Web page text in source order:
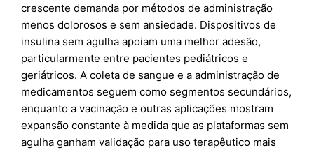
crescente demanda por métodos de administração
menos dolorosos e sem ansiedade. Dispositivos de
insulina sem agulha apoiam uma melhor adesão,
particularmente entre pacientes pediátricos e
geriátricos. A coleta de sangue e a administração de
medicamentos seguem como segmentos secundários,
enquanto a vacinação e outras aplicações mostram
expansão constante à medida que as plataformas sem
agulha ganham validação para uso terapêutico mais